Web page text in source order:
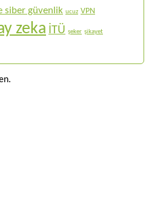
siber güvenlik ucuz VPN
zeka İTÜ şeker şikayet